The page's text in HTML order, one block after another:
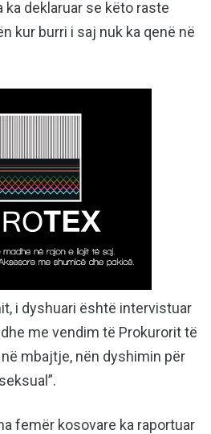
ka deklaruar se këto raste
kur burri i saj nuk ka qenë në
i dyshuari është intervistuar
me vendim të Prokurorit të
mbajtje, nën dyshimin për
femër kosovare ka raportuar